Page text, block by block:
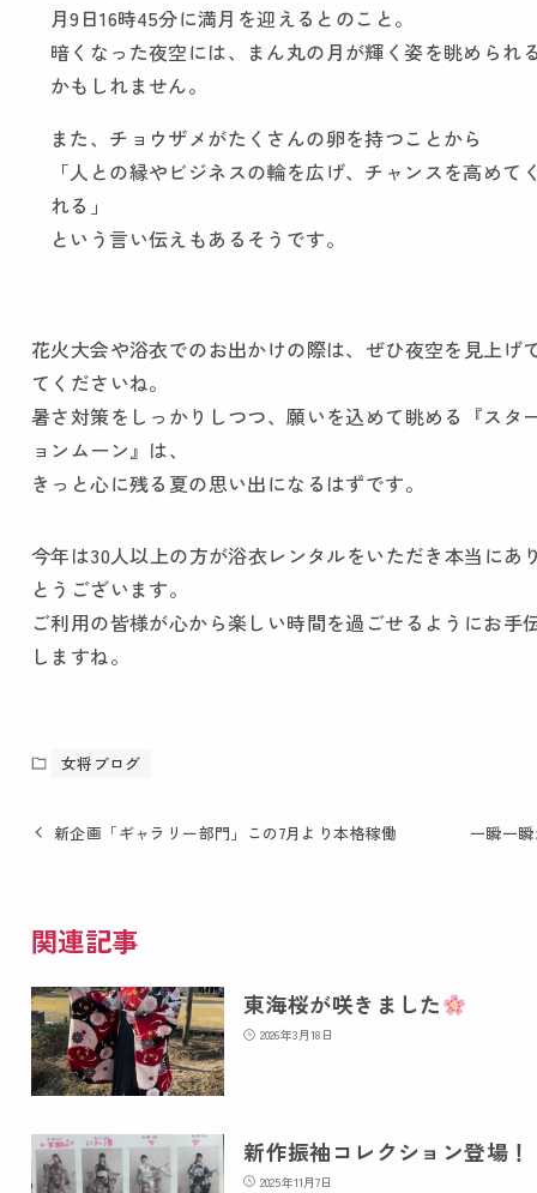
月9日16時45分に満月を迎えるとのこと。
暗くなった夜空には、まん丸の月が輝く姿を眺められ
かもしれません。
また、チョウザメがたくさんの卵を持つことから
「人との縁やビジネスの輪を広げ、チャンスを高めて
れる」
という言い伝えもあるそうです。
花火大会や浴衣でのお出かけの際は、ぜひ夜空を見上げ
てくださいね。
暑さ対策をしっかりしつつ、願いを込めて眺める『スタ
ョンムーン』は、
きっと心に残る夏の思い出になるはずです。
今年は30人以上の方が浴衣レンタルをいただき本当にあ
とうございます。
ご利用の皆様が心から楽しい時間を過ごせるようにお手
しますね。
女将ブログ
新企画「ギャラリー部門」この7月より本格稼働 一瞬一
関連記事
東海桜が咲きました
2026年3月18日
新作振袖コレクション登場！
2025年11月7日